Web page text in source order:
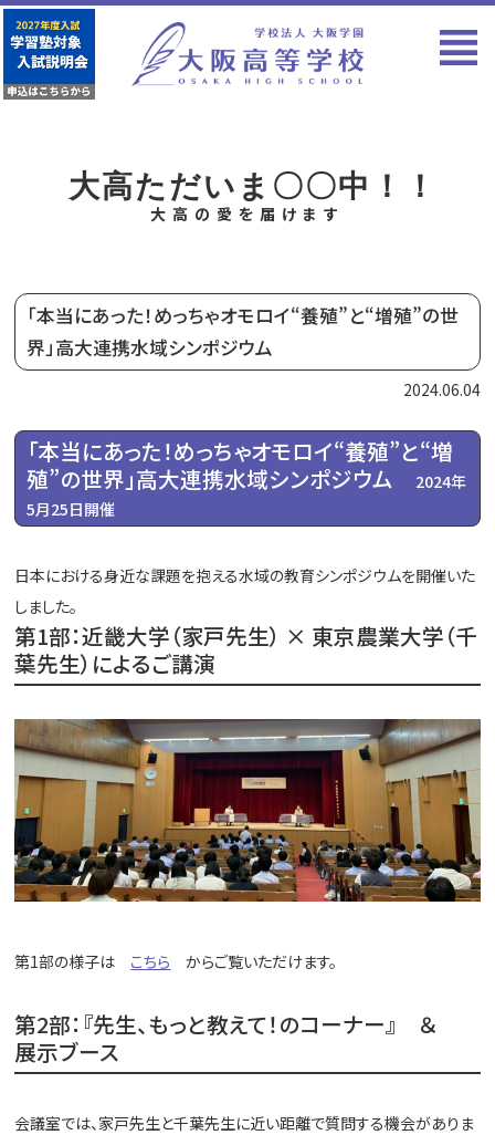
大高ただいま〇〇中！！
大高の愛を届けます
「本当にあった！めっちゃオモロイ“養殖”と“増殖”の世
界」高大連携水域シンポジウム
2024.06.04
「本当にあった！めっちゃオモロイ“養殖”と“増
殖”の世界」高大連携水域シンポジウム
2024年
5月25日開催
日本における身近な課題を抱える水域の教育シンポジウムを開催いた
しました。
第1部：近畿大学（家戸先生） × 東京農業大学（千
葉先生）によるご講演
第1部の様子は こちら からご覧いただけます。
第2部：『先生、もっと教えて！のコーナー』 ＆
展示ブース
会議室では、家戸先生と千葉先生に近い距離で質問する機会がありま